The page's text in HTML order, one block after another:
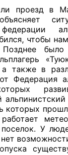
проезд в
чтобы
было
также в
Федерация
которых
У
нет